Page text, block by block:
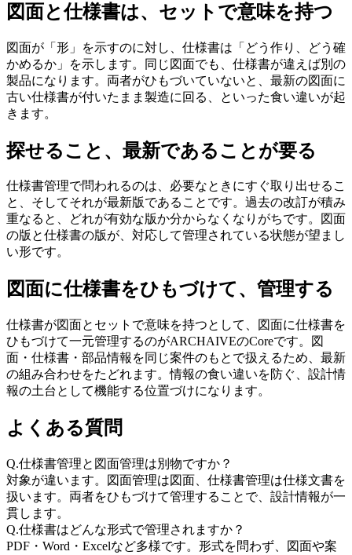
図面と仕様書は、セットで意味を持つ
図面が「形」を示すのに対し、仕様書は「どう作り、どう確
かめるか」を示します。同じ図面でも、仕様書が違えば別の
製品になります。両者がひもづいていないと、最新の図面に
古い仕様書が付いたまま製造に回る、といった食い違いが起
きます。
探せること、最新であることが要る
仕様書管理で問われるのは、必要なときにすぐ取り出せるこ
と、そしてそれが最新版であることです。過去の改訂が積み
重なると、どれが有効な版か分からなくなりがちです。図面
の版と仕様書の版が、対応して管理されている状態が望まし
い形です。
図面に仕様書をひもづけて、管理する
仕様書が図面とセットで意味を持つとして、図面に仕様書を
ひもづけて一元管理するのがARCHAIVEのCoreです。図
面・仕様書・部品情報を同じ案件のもとで扱えるため、最新
の組み合わせをたどれます。情報の食い違いを防ぐ、設計情
報の土台として機能する位置づけになります。
よくある質問
Q.仕様書管理と図面管理は別物ですか？
対象が違います。図面管理は図面、仕様書管理は仕様文書を
扱います。両者をひもづけて管理することで、設計情報が一
貫します。
Q.仕様書はどんな形式で管理されますか？
PDF・Word・Excelなど多様です。形式を問わず、図面や案